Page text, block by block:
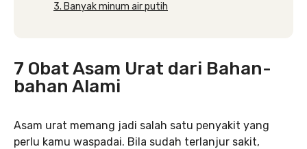
3. Banyak minum air putih
7 Obat Asam Urat dari Bahan-
bahan Alami
Asam urat memang jadi salah satu penyakit yang
perlu kamu waspadai. Bila sudah terlanjur sakit,